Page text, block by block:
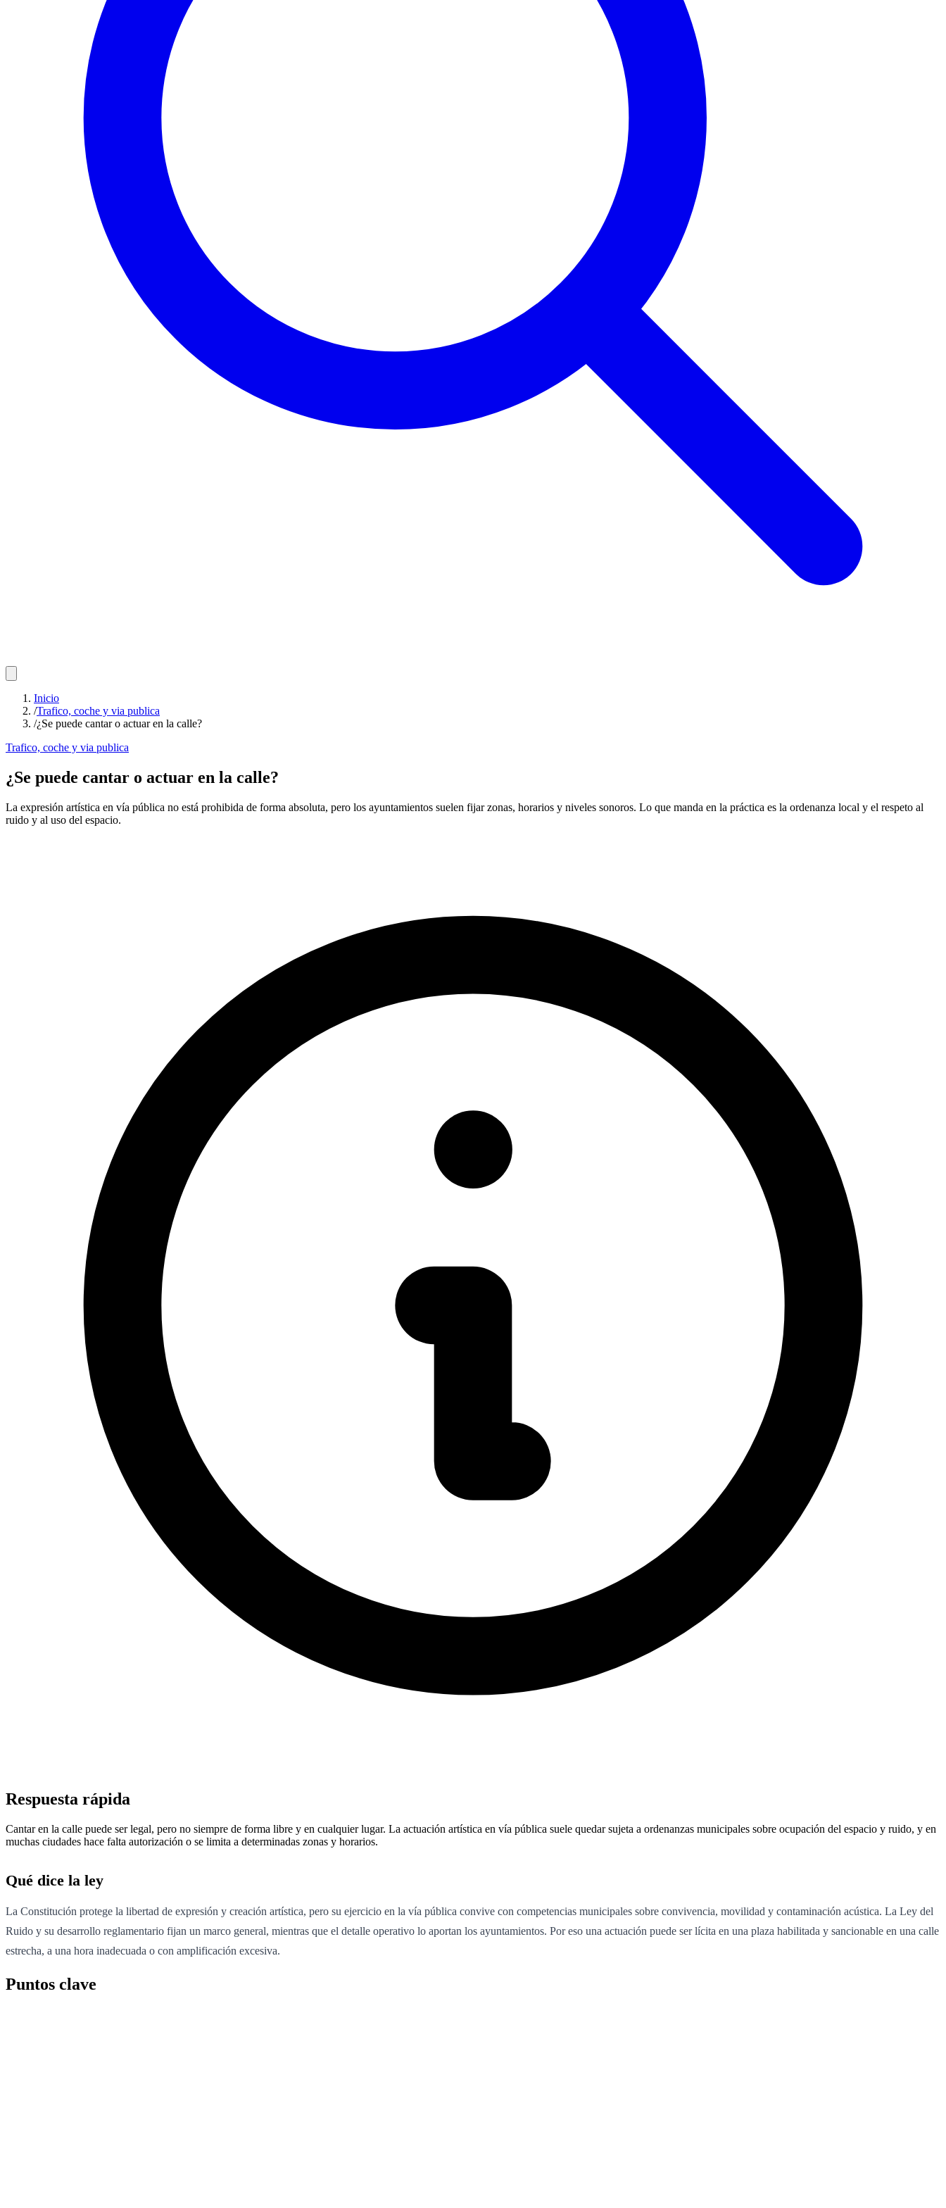
Inicio
/Trafico, coche y via publica
/¿Se puede cantar o actuar en la calle?
Trafico, coche y via publica
¿Se puede cantar o actuar en la calle?
La expresión artística en vía pública no está prohibida de forma absoluta, pero los ayuntamientos suelen fijar zonas, horarios y niveles sonoros. Lo que manda en la práctica es la ordenanza local y el respeto al
ruido y al uso del espacio.
Respuesta rápida
Cantar en la calle puede ser legal, pero no siempre de forma libre y en cualquier lugar. La actuación artística en vía pública suele quedar sujeta a ordenanzas municipales sobre ocupación del espacio y ruido, y en
muchas ciudades hace falta autorización o se limita a determinadas zonas y horarios.
Qué dice la ley
La Constitución protege la libertad de expresión y creación artística, pero su ejercicio en la vía pública convive con competencias municipales sobre convivencia, movilidad y contaminación acústica. La Ley del
Ruido y su desarrollo reglamentario fijan un marco general, mientras que el detalle operativo lo aportan los ayuntamientos. Por eso una actuación puede ser lícita en una plaza habilitada y sancionable en una calle
estrecha, a una hora inadecuada o con amplificación excesiva.
Puntos clave